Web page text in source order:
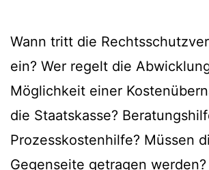
Wann tritt die
ein? Wer regelt die
Möglichkeit einer
die Staatskasse?
Prozesskostenhilfe? Müssen
Gegenseite getragen werden?